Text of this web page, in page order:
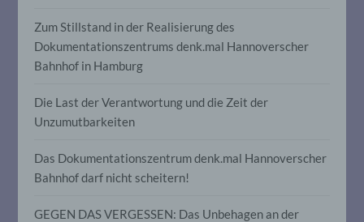
Zum Stillstand in der Realisierung des
Dokumentationszentrums denk.mal Hannoverscher
Bahnhof in Hamburg
Die Last der Verantwortung und die Zeit der
Unzumutbarkeiten
Das Dokumentationszentrum denk.mal Hannoverscher
Bahnhof darf nicht scheitern!
GEGEN DAS VERGESSEN: Das Unbehagen an der
vorherzusagen.
f) Pseudonymisierung
Pseudonymisierung ist die Verarbeitung
personenbezogener Daten in einer Weise,
ohne Hinzuziehung zusätzlicher
spezifischen betroffenen Person
zusätzlichen Informationen gesondert